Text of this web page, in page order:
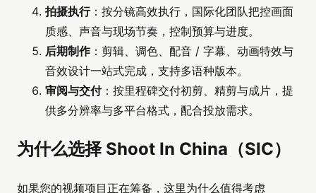
拍摄执行：按分镜高效执行，国际化团队把控画面
质感、声音与现场节奏，控制预算与进度。
后期制作：剪辑、调色、配音 / 字幕、动画特效与
音效设计一站式完成，支持多语种版本。
审阅与交付：按里程碑交付初剪、精剪与成片，提
供多分辨率与多平台格式，配合投放需求。
为什么选择 Shoot In China（SIC）
如果您的视频项目正在筹备，这里为什么值得考虑